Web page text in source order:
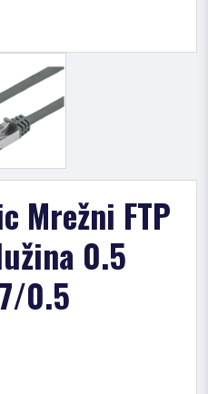
Mrežni FTP
0.5
0.5